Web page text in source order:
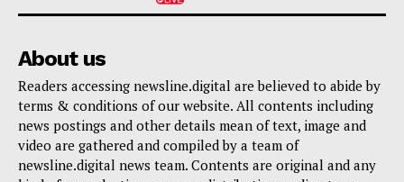
About us
Readers accessing newsline.digital are believed to abide by
terms & conditions of our website. All contents including
news postings and other details mean of text, image and
video are gathered and compiled by a team of
newsline.digital news team. Contents are original and any